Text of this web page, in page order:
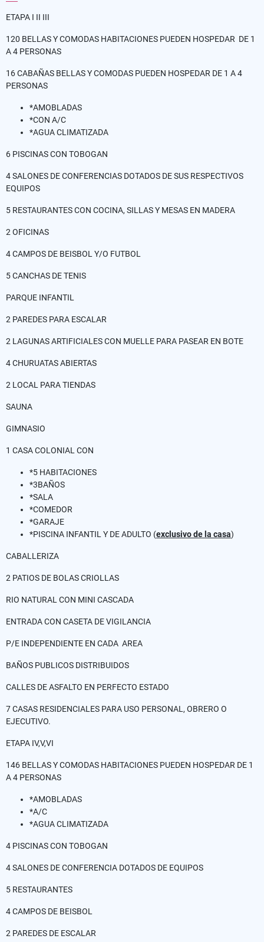
ETAPA I II III
120 BELLAS Y COMODAS HABITACIONES PUEDEN HOSPEDAR DE 1
A 4 PERSONAS
16 CABAÑAS BELLAS Y COMODAS PUEDEN HOSPEDAR DE 1 A 4
PERSONAS
*AMOBLADAS
*CON A/C
*AGUA CLIMATIZADA
6 PISCINAS CON TOBOGAN
4 SALONES DE CONFERENCIAS DOTADOS DE SUS RESPECTIVOS
EQUIPOS
5 RESTAURANTES CON COCINA, SILLAS Y MESAS EN MADERA
2 OFICINAS
4 CAMPOS DE BEISBOL Y/O FUTBOL
5 CANCHAS DE TENIS
PARQUE INFANTIL
2 PAREDES PARA ESCALAR
2 LAGUNAS ARTIFICIALES CON MUELLE PARA PASEAR EN BOTE
4 CHURUATAS ABIERTAS
2 LOCAL PARA TIENDAS
SAUNA
GIMNASIO
1 CASA COLONIAL CON
*5 HABITACIONES
*3BAÑOS
*SALA
*COMEDOR
*GARAJE
*PISCINA INFANTIL Y DE ADULTO (exclusivo de la casa)
CABALLERIZA
2 PATIOS DE BOLAS CRIOLLAS
RIO NATURAL CON MINI CASCADA
ENTRADA CON CASETA DE VIGILANCIA
P/E INDEPENDIENTE EN CADA AREA
BAÑOS PUBLICOS DISTRIBUIDOS
CALLES DE ASFALTO EN PERFECTO ESTADO
7 CASAS RESIDENCIALES PARA USO PERSONAL, OBRERO O
EJECUTIVO.
ETAPA IV,V,VI
146 BELLAS Y COMODAS HABITACIONES PUEDEN HOSPEDAR DE 1
A 4 PERSONAS
*AMOBLADAS
*A/C
*AGUA CLIMATIZADA
4 PISCINAS CON TOBOGAN
4 SALONES DE CONFERENCIA DOTADOS DE EQUIPOS
5 RESTAURANTES
4 CAMPOS DE BEISBOL
2 PAREDES DE ESCALAR